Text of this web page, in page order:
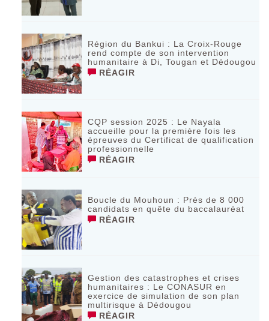
Région du Bankui : La Croix-Rouge
rend compte de son intervention
humanitaire à Di, Tougan et Dédougou
RÉAGIR
CQP session 2025 : Le Nayala
accueille pour la première fois les
épreuves du Certificat de qualification
professionnelle
RÉAGIR
Boucle du Mouhoun : Près de 8 000
candidats en quête du baccalauréat
RÉAGIR
Gestion des catastrophes et crises
humanitaires : Le CONASUR en
exercice de simulation de son plan
multirisque à Dédougou
RÉAGIR